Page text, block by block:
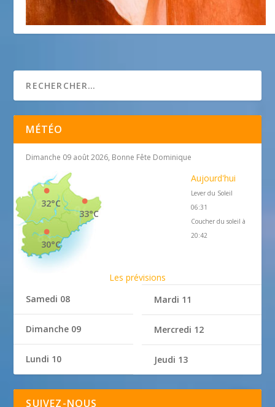
MÉTÉO
Dimanche 09 août 2026, Bonne Fête Dominique
33°C
32°C
30°C
Aujourd'hui
Lever du Soleil
06:31
Coucher du soleil à
20:42
Les prévisions
Samedi 08
Dimanche 09
Lundi 10
Mardi 11
Mercredi 12
Jeudi 13
SUIVEZ-NOUS